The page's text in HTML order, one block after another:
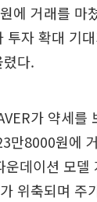
에 거래를 마
투자 확대 기
다.
가 약세를
만8000원에
데이션 모델
위축되며 주